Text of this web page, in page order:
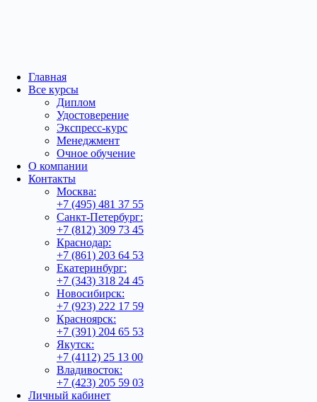
Главная
Все курсы
Диплом
Удостоверение
Экспресс-курс
Менеджмент
Очное обучение
О компании
Контакты
Москва:
+7 (495) 481 37 55
Санкт-Петербург:
+7 (812) 309 73 45
Краснодар:
+7 (861) 203 64 53
Екатеринбург:
+7 (343) 318 24 45
Новосибирск:
+7 (923) 222 17 59
Красноярск:
+7 (391) 204 65 53
Якутск:
+7 (4112) 25 13 00
Владивосток:
+7 (423) 205 59 03
Личный кабинет